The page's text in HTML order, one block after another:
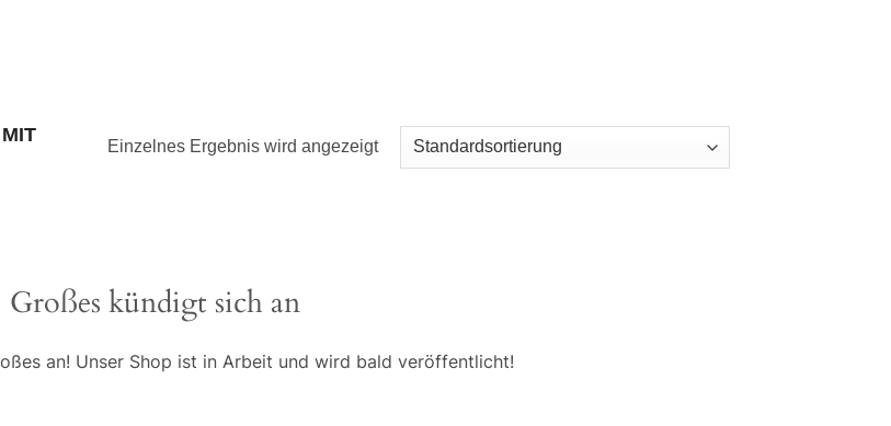
Einzelnes Ergebnis wird angezeigt
Großes kündigt sich an
an! Unser Shop ist in Arbeit und wird bald veröffentlicht!